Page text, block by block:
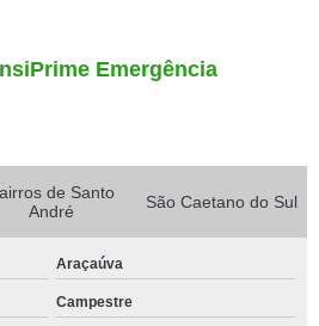
Emergência
de Santo
André
São Caetano do Sul
Araçaúva
Campestre